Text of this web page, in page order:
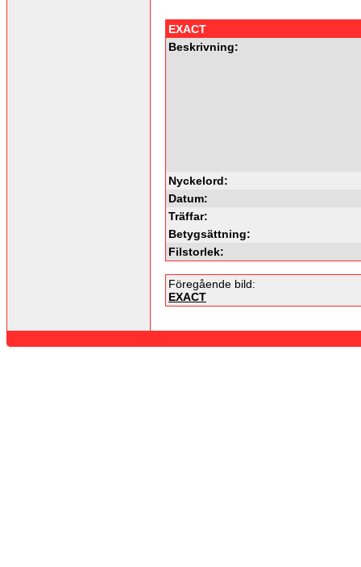
EXACT
Beskrivning:
Nyckelord:
Datum:
Träffar:
Betygsättning:
Filstorlek:
Föregående bild:
EXACT